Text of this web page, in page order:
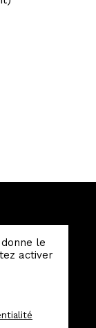
le
activer